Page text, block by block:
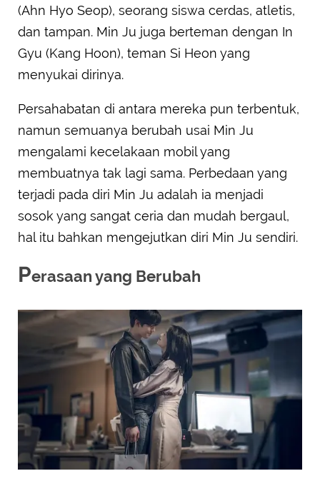
(Ahn Hyo Seop), seorang siswa cerdas, atletis,
dan tampan. Min Ju juga berteman dengan In
Gyu (Kang Hoon), teman Si Heon yang
menyukai dirinya.
Persahabatan di antara mereka pun terbentuk,
namun semuanya berubah usai Min Ju
mengalami kecelakaan mobil yang
membuatnya tak lagi sama. Perbedaan yang
terjadi pada diri Min Ju adalah ia menjadi
sosok yang sangat ceria dan mudah bergaul,
hal itu bahkan mengejutkan diri Min Ju sendiri.
Perasaan yang Berubah